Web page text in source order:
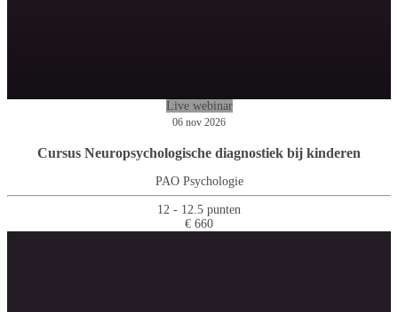
Live webinar
06 nov 2026
Cursus Neuropsychologische diagnostiek bij kinderen
PAO Psychologie
12 - 12.5 punten
€ 660